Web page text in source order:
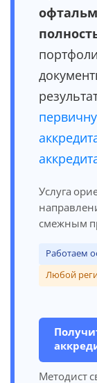
Услуга
смежным
Работаем
Любой
Методист